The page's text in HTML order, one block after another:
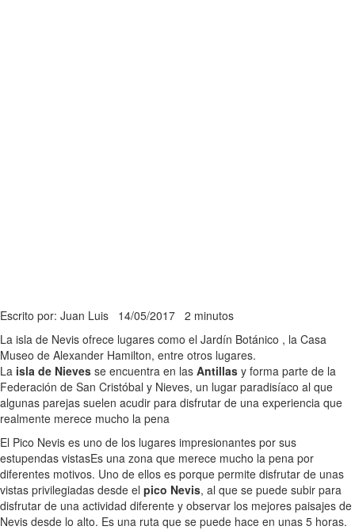
Escrito por: Juan Luis 14/05/2017 2 minutos
La isla de Nevis ofrece lugares como el Jardín Botánico , la Casa
Museo de Alexander Hamilton, entre otros lugares.
La isla de Nieves se encuentra en las Antillas y forma parte de la
Federación de San Cristóbal y Nieves, un lugar paradisíaco al que
algunas parejas suelen acudir para disfrutar de una experiencia que
realmente merece mucho la pena
El Pico Nevis es uno de los lugares impresionantes por sus
estupendas vistasEs una zona que merece mucho la pena por
diferentes motivos. Uno de ellos es porque permite disfrutar de unas
vistas privilegiadas desde el pico Nevis, al que se puede subir para
disfrutar de una actividad diferente y observar los mejores paisajes de
Nevis desde lo alto. Es una ruta que se puede hace en unas 5 horas.